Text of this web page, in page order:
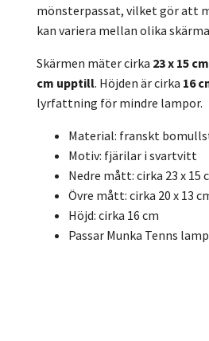
mönsterpassat, vilket gör att
kan variera mellan olika
Skärmen mäter cirka 23 x 15
cm upptill. Höjden är cirka 16
lyrfattning för mindre lampor.
Material: franskt
Motiv: fjärilar i svartvitt
Nedre mått: cirka 23 x 15
Övre mått: cirka 20 x 13
Höjd: cirka 16 cm
Passar Munka Tenns